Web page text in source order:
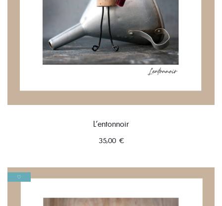
L’entonnoir
35,00 €
♡